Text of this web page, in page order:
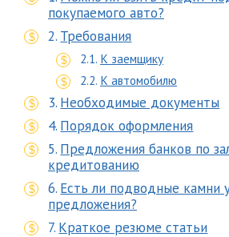
покупаемого авто?
Требования
К заемщику
К автомобилю
Необходимые документы
Порядок оформления
Предложения банков по
кредитованию
Есть ли подводные камни
предложения?
Краткое резюме статьи